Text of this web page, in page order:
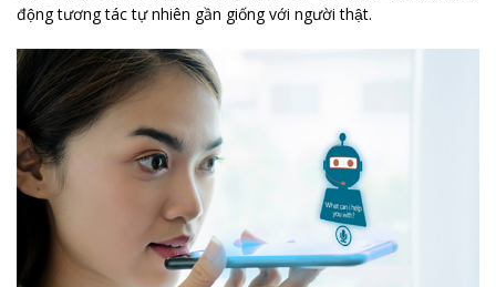
động tương tác tự nhiên gần giống với người thật.